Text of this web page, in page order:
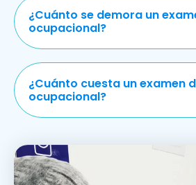
¿Cuánto se demora un
ocupacional?
¿Cuánto cuesta un examen
ocupacional?